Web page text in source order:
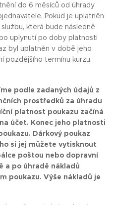
do 6 měsíců od úhrady
Pokud je uplatněn
která bude následně
uplynutí po doby platnosti
byl uplatněn v době jeho
pozdějšího termínu kurzu,
podle zadaných údajů z
prostředků za úhradu
platnost poukazu začíná
účet. Konec jeho platnosti
Dárkový poukaz
si jej můžete vytisknout
poštou nebo dopravní
a po úhradě nákladů
poukazu. Výše nákladů je